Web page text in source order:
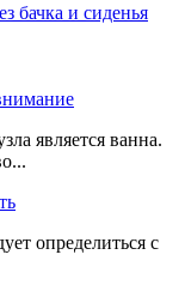
бачка и сиденья
является ванна.
определиться с